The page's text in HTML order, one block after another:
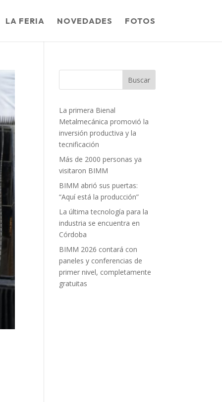
LA FERIA NOVEDADES FOTOS
Buscar
La primera Bienal
Metalmecánica promovió la
inversión productiva y la
tecnificación
Más de 2000 personas ya
visitaron BIMM
BIMM abrió sus puertas:
“Aquí está la producción”
La última tecnología para la
industria se encuentra en
Córdoba
BIMM 2026 contará con
paneles y conferencias de
primer nivel, completamente
gratuitas